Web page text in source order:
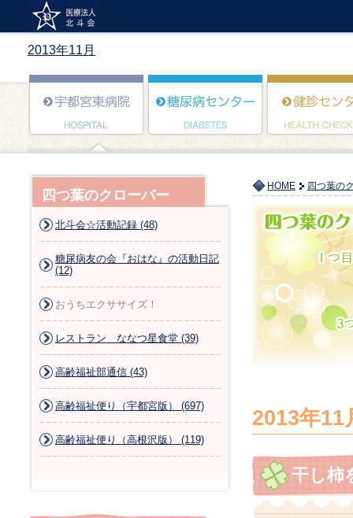
2013年11月
HOME 四つ葉の
2013年11
干し柿
四つ葉のクローバー
北斗会☆活動記録 (48)
糖尿病友の会『おはな』の活動日記
(12)
おうちエクササイズ！
レストラン ななつ星食堂 (39)
高齢福祉部通信 (43)
高齢福祉便り（宇都宮版） (697)
高齢福祉便り（高根沢版） (119)